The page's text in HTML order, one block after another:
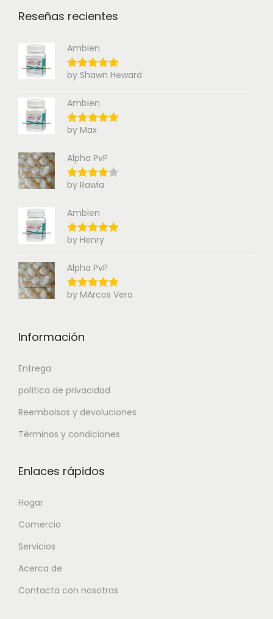
Reseñas recientes
Ambien
by Shawn Heward
Ambien
by Max
Alpha PvP
by Rawla
Ambien
by Henry
Alpha PvP
by MArcos Vera
Información
Entrega
política de privacidad
Reembolsos y devoluciones
Términos y condiciones
Enlaces rápidos
Hogar
Comercio
Servicios
Acerca de
Contacta con nosotras